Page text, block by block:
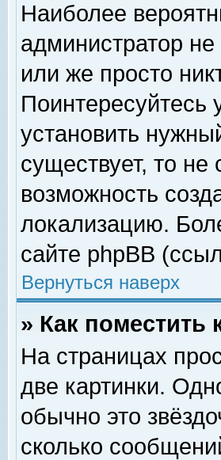
Наиболее
администратор
или же просто
Поинтересуйтесь
установить
существует, то
возможность
локализацию.
сайте phpBB
Вернуться наверх
» Как поместить
На страницах
две картинки.
обычно это
сколько